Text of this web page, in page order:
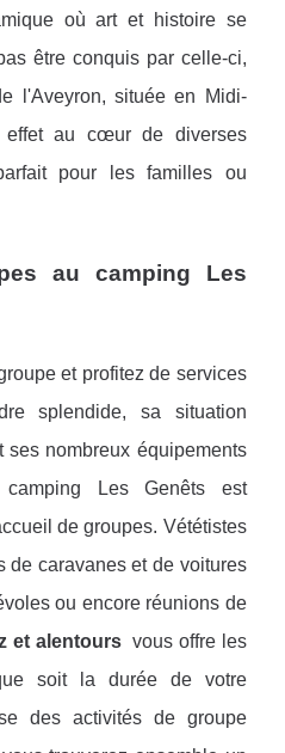
où art et histoire se
être conquis par celle-ci,
l'Aveyron, située en Midi-
au cœur de diverses
pour les familles ou
au camping Les
et profitez de services
splendide, sa situation
nombreux équipements
Les Genêts est
de groupes. Vététistes
de caravanes et de voitures
ou encore réunions de
et alentoursvous offre les
soit la durée de votre
des activités de groupe